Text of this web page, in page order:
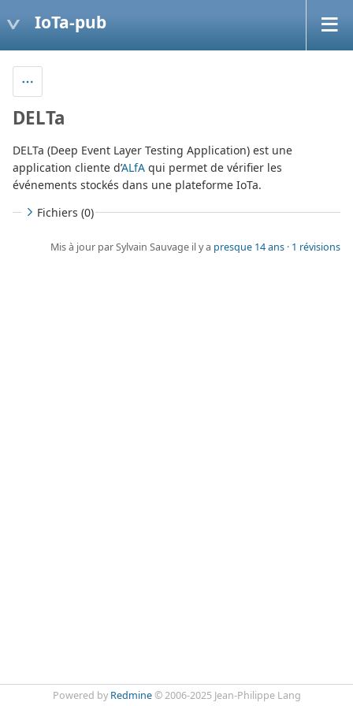
IoTa-pub
DELTa
DELTa (Deep Event Layer Testing Application) est une
application cliente d’ALfA qui permet de vérifier les
événements stockés dans une plateforme IoTa.
Fichiers (0)
Mis à jour par Sylvain Sauvage il y a presque 14 ans · 1 révisions
Powered by Redmine© 2006-2025 Jean-Philippe Lang